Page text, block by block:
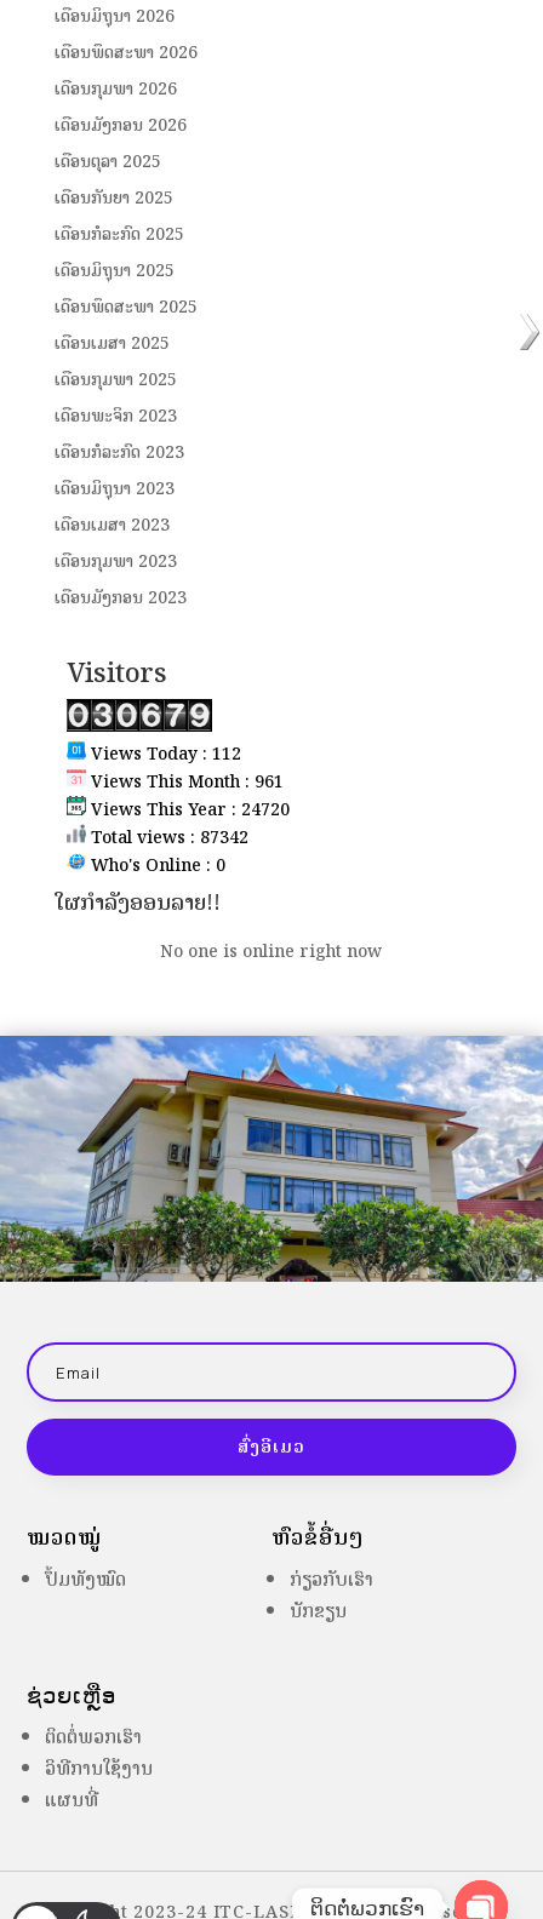
ເດືອນມິຖຸນາ 2026
ເດືອນພຶດສະພາ 2026
ເດືອນກຸມພາ 2026
ເດືອນມັງກອນ 2026
ເດືອນຕຸລາ 2025
ເດືອນກັນຍາ 2025
ເດືອນກໍລະກົດ 2025
ເດືອນມິຖຸນາ 2025
ເດືອນພຶດສະພາ 2025
ເດືອນເມສາ 2025
ເດືອນກຸມພາ 2025
ເດືອນພະຈິກ 2023
ເດືອນກໍລະກົດ 2023
ເດືອນມິຖຸນາ 2023
ເດືອນເມສາ 2023
ເດືອນກຸມພາ 2023
ເດືອນມັງກອນ 2023
Visitors
Views Today : 112
Views This Month : 961
Views This Year : 24720
Total views : 87342
Who's Online : 0
ໃຜກຳລັງອອນລາຍ!!
No one is online right now
ສົ່ງອີເມວ
ໝວດໝູ່
ປຶ້ມທັງໝົດ
ຫົວຂໍ້ອື່ນໆ
ກ່ຽວກັບເຮົາ
ນັກຂຽນ
ຊ່ວຍເຫຼືອ
ຕິດຕໍ່ພວກເຮົາ
ວິທີການໃຊ້ງານ
ແຜນທີ່
Copyright 2023-24 ITC-LASES – All Right Reserved
ຕິດຕໍ່ພວກເຮົາ